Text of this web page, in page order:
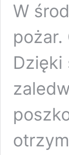
W
pożar.
Dzięki